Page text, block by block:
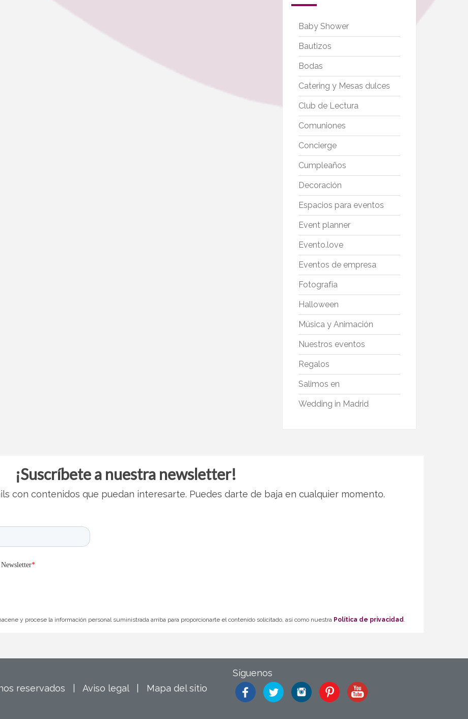
Baby Shower
Bautizos
Bodas
Catering y Mesas dulces
Club de Lectura
Comuniones
Concierge
Cumpleaños
Decoración
Espacios para eventos
Event planner
Evento.love
Eventos de empresa
Fotografía
Halloween
Música y Animación
Nuestros eventos
Regalos
Salimos en
Wedding in Madrid
¡Suscríbete a nuestra newsletter!
con contenidos que puedan interesarte. Puedes darte de baja en cualquier momento.
y procese la información personal suministrada arriba para proporcionarte el contenido solicitado, así como nuestra Política de privacidad.
reservados | Aviso legal| Mapa del sitio
Síguenos